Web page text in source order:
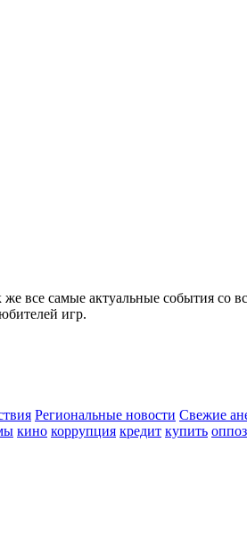
все самые актуальные события со
игр.
Региональные новости Свежие
кино коррупция кредит купить